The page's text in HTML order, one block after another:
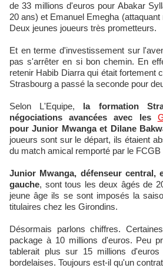
de 33 millions d'euros pour Abakar
20 ans) et Emanuel Emegha
Deux jeunes joueurs très prometteurs.
Et en terme d'investissement sur
pas s'arrêter en si bon chemin. En
retenir Habib Diarra qui était fortement
Strasbourg a passé la seconde pour
Selon L'Equipe, la formation
négociations avancées avec les
pour Junior Mwanga et Dilane
joueurs sont sur le départ, ils étaient
du match amical remporté par le
Junior Mwanga, défenseur central,
gauche, sont tous les deux âgés de
jeune âge ils se sont imposés la
titulaires chez les Girondins.
Désormais parlons chiffres.
package à 10 millions d'euros. Peu
tablerait plus sur 15 millions
bordelaises. Toujours est-il qu'un